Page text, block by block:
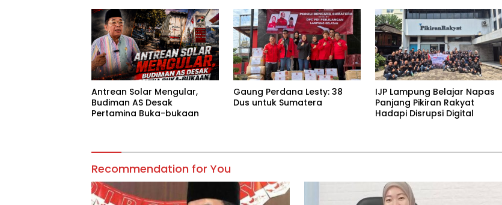
Antrean Solar Mengular,
Budiman AS Desak
Pertamina Buka-bukaan
Gaung Perdana Lesty: 38
Dus untuk Sumatera
IJP Lampung Belajar Napas
Panjang Pikiran Rakyat
Hadapi Disrupsi Digital
Recommendation for You